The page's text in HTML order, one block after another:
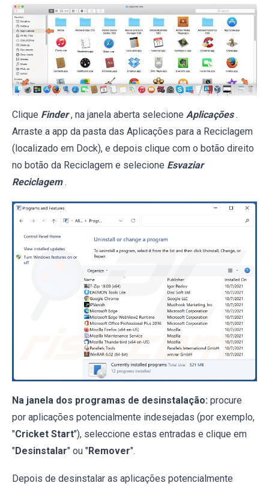
Clique Finder , na janela aberta selecione Aplicações .
Arraste a app da pasta das Aplicações para a Reciclagem
(localizado em Dock), e depois clique com o botão direito
no botão da Reciclagem e selecione Esvaziar
Reciclagem .
Na janela dos programas de desinstalação: procure
por aplicações potencialmente indesejadas (por exemplo,
"Cricket Start"), seleccione estas entradas e clique em
"Desinstalar" ou "Remover".
Depois de desinstalar as aplicações potencialmente